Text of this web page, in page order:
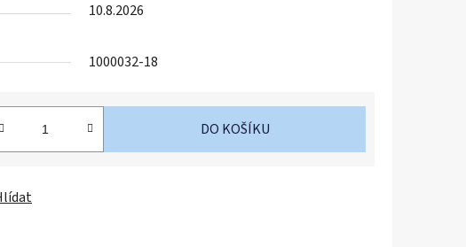
10.8.2026
1000032-18
DO KOŠÍKU